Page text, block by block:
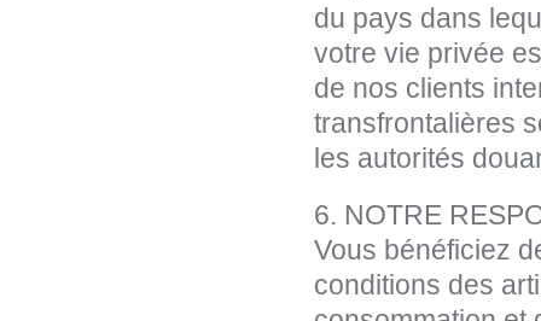
du pays dans
votre vie privée
de nos clients
transfrontalières
les autorités
6. NOTRE
Vous bénéficiez
conditions des